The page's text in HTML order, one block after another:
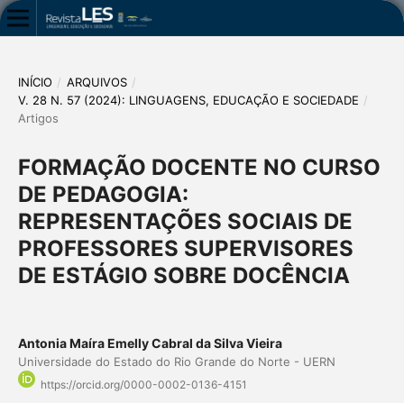
INÍCIO / ARQUIVOS /
V. 28 N. 57 (2024): LINGUAGENS, EDUCAÇÃO E SOCIEDADE /
Artigos
FORMAÇÃO DOCENTE NO CURSO
DE PEDAGOGIA:
REPRESENTAÇÕES SOCIAIS DE
PROFESSORES SUPERVISORES
DE ESTÁGIO SOBRE DOCÊNCIA
Antonia Maíra Emelly Cabral da Silva Vieira
Universidade do Estado do Rio Grande do Norte - UERN
https://orcid.org/0000-0002-0136-4151